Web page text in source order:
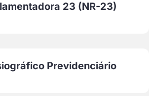
23 (NR-23)
Previdenciário